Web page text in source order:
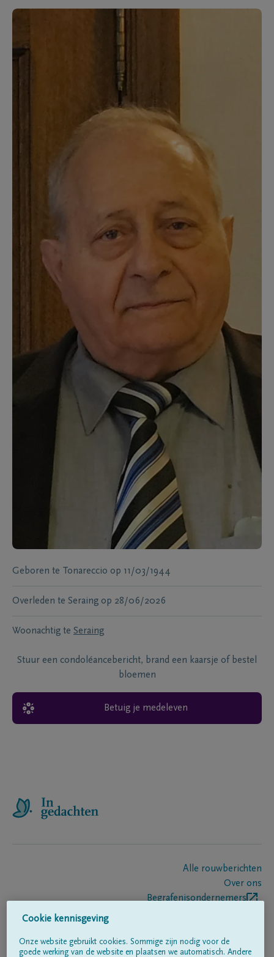
Geboren te Tonareccio op 11/03/1944
Overleden te Seraing op 28/06/2026
Woonachtig te Seraing
Stuur een condoléancebericht, brand een kaarsje of bestel
bloemen
Betuig je medeleven
Alle rouwberichten
Over ons
Begrafenisondernemers
Cookie kennisgeving
Onze website gebruikt cookies. Sommige zijn nodig voor de
goede werking van de website en plaatsen we automatisch. Andere